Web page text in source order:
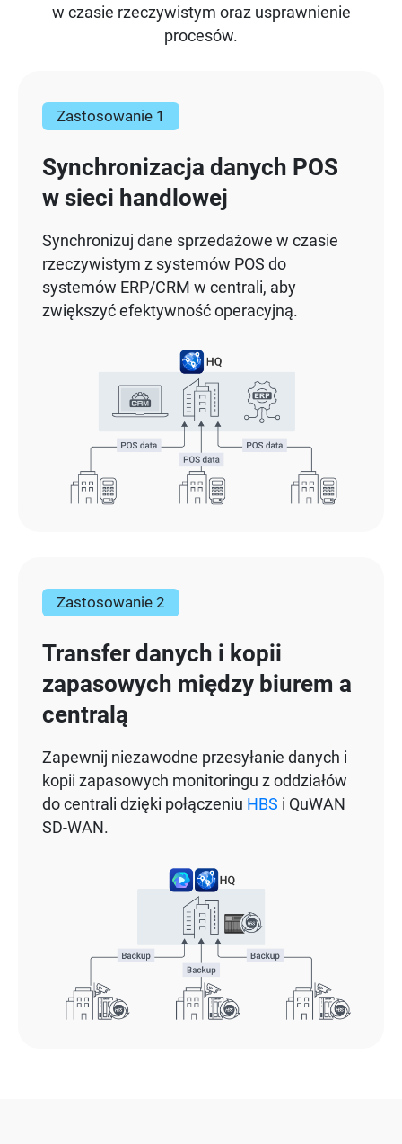
w czasie rzeczywistym oraz usprawnienie
procesów.
Zastosowanie 1
Synchronizacja danych POS
w sieci handlowej
Synchronizuj dane sprzedażowe w czasie
rzeczywistym z systemów POS do
systemów ERP/CRM w centrali, aby
zwiększyć efektywność operacyjną.
Zastosowanie 2
Transfer danych i kopii
zapasowych między biurem a
centralą
Zapewnij niezawodne przesyłanie danych i
kopii zapasowych monitoringu z oddziałów
do centrali dzięki połączeniu HBS i QuWAN
SD-WAN.